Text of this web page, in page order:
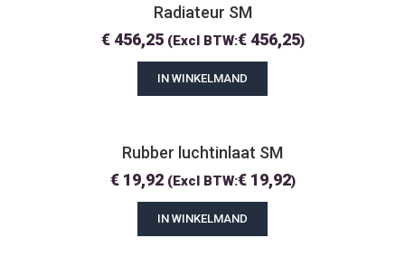
Radiateur SM
€456,25 (Excl BTW:€456,25)
IN WINKELMAND
Rubber luchtinlaat SM
€19,92 (Excl BTW:€19,92)
IN WINKELMAND